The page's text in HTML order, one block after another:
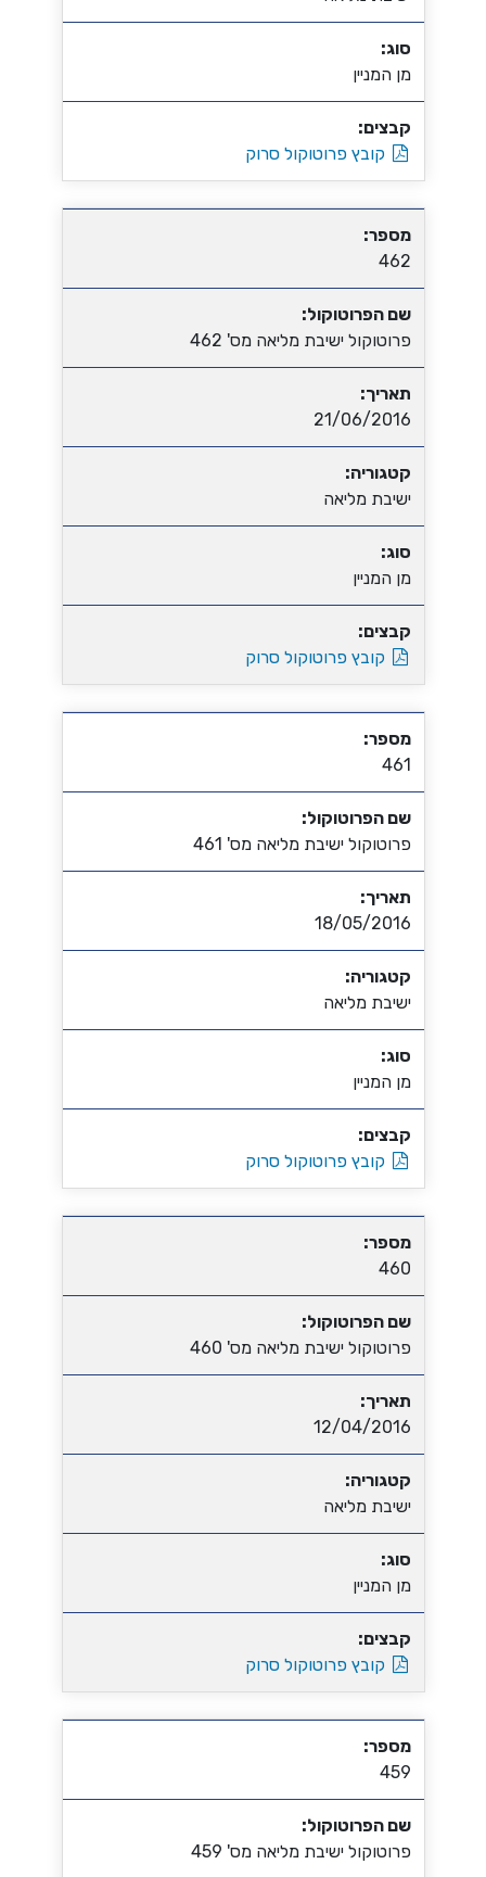
סוג:
מן המניין
קבצים:
קובץ פרוטוקול סרוק
מספר:
462
שם הפרוטוקול:
פרוטוקול ישיבת מליאה מס' 462
תאריך:
21/06/2016
קטגוריה:
ישיבת מליאה
סוג:
מן המניין
קבצים:
קובץ פרוטוקול סרוק
מספר:
461
שם הפרוטוקול:
פרוטוקול ישיבת מליאה מס' 461
תאריך:
18/05/2016
קטגוריה:
ישיבת מליאה
סוג:
מן המניין
קבצים:
קובץ פרוטוקול סרוק
מספר:
460
שם הפרוטוקול:
פרוטוקול ישיבת מליאה מס' 460
תאריך:
12/04/2016
קטגוריה:
ישיבת מליאה
סוג:
מן המניין
קבצים:
קובץ פרוטוקול סרוק
מספר:
459
שם הפרוטוקול:
פרוטוקול ישיבת מליאה מס' 459